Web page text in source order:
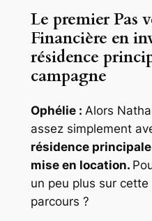
Le premier Pas
Financière en
résidence
campagne
Ophélie : Alors
assez simplement
résidence
mise en location.
un peu plus sur
parcours ?